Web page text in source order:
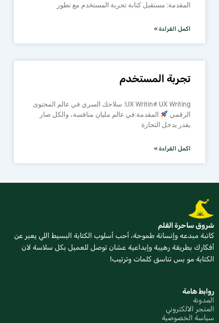
المقدمة: مستقبل كتابة تجربة المستخدم مع تطور
اكمل القراءة »
تجربة المستخدم
UX Writin# UX Writing: سلاحك السري في عالم المحتوى
الرقمي
المقدمة:في عالم مليان منافسة، والكل صار
يقدر يدخل التجارة
اكمل القراءة »
شروق ساحرة القلم
كاتبة مبدعه وإنسانة طموحة، أحب أسلوب الكتابة البسيط اللي يعبر عن
أفكارك بطريقة رهيبة وإبداعية عشان توصل للعميل بكل سلاسة لان
الكتابة مو بس تناسق كلمات وترتيب!
روابط هامة
المدونة
المتجر الالكتروني
سياسة الخصوصية